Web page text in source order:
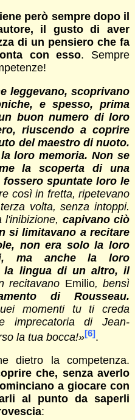
però sempre dopo il
il gusto di aver
di un pensiero che fa
con esso. Sempre
leggevano, scoprivano
e spesso, prima
buon numero di loro
riuscendo a coprire
del maestro di nuoto.
loro memoria. Non se
la scoperta di una
fossero spuntate loro le
così in fretta, ripetevano
volta, senza intoppi.
l'inibizione, capivano ciò
si limitavano a recitare
non era solo la loro
ma anche la loro
la lingua di un altro, il
recitavano Emilio, bensì
di Rousseau.
momenti tu ti creda
imprecatoria di Jean-
la tua bocca!»[6].
dietro la competenza.
che, senza averlo
a giocare con
al punto da saperli
: